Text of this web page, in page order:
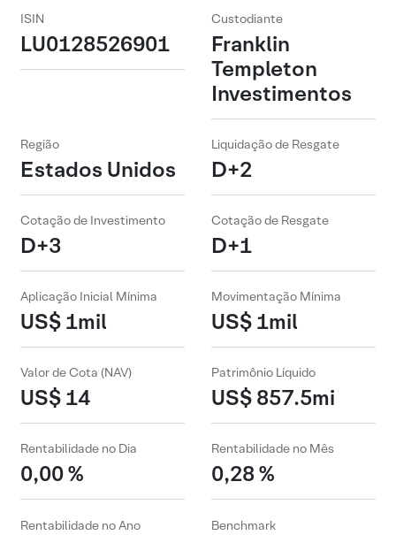
ISIN
LU0128526901
Custodiante
Franklin
Templeton
Investimentos
Região
Estados Unidos
Liquidação de Resgate
D+2
Cotação de Investimento
D+3
Cotação de Resgate
D+1
Aplicação Inicial Mínima
US$ 1mil
Movimentação Mínima
US$ 1mil
Valor de Cota (NAV)
US$ 14
Patrimônio Líquido
US$ 857.5mi
Rentabilidade no Dia
0,00 %
Rentabilidade no Mês
0,28 %
Rentabilidade no Ano Benchmark